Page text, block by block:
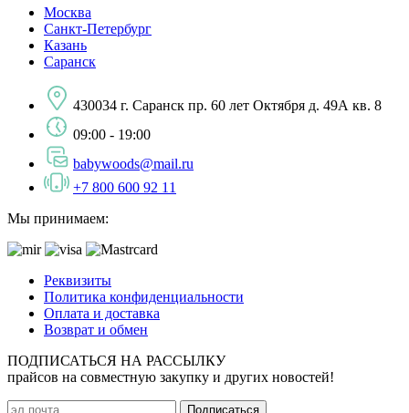
Москва
Санкт-Петербург
Казань
Саранск
430034 г. Саранск пр. 60 лет Октября д. 49А кв. 8
09:00 - 19:00
babywoods@mail.ru
+7 800 600 92 11
Мы принимаем:
Реквизиты
Политика конфиденциальности
Оплата и доставка
Возврат и обмен
ПОДПИСАТЬСЯ НА РАССЫЛКУ
прайсов на совместную закупку и других новостей!